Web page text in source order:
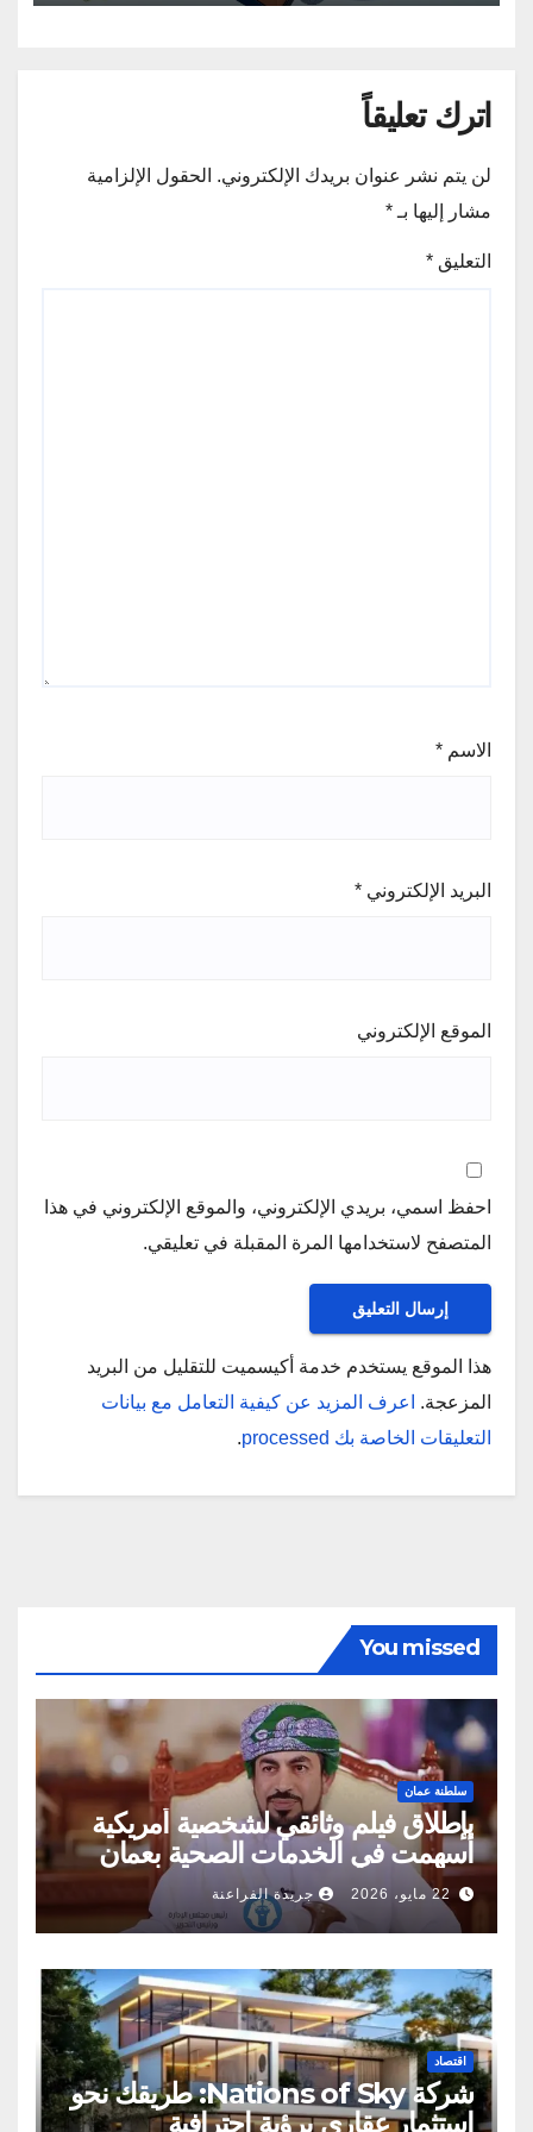
اترك تعليقاً
لن يتم نشر عنوان بريدك الإلكتروني. الحقول الإلزامية
مشار إليها بـ *
التعليق *
الاسم *
البريد الإلكتروني *
الموقع الإلكتروني
احفظ اسمي، بريدي الإلكتروني، والموقع الإلكتروني في هذا
المتصفح لاستخدامها المرة المقبلة في تعليقي.
هذا الموقع يستخدم خدمة أكيسميت للتقليل من البريد
المزعجة.
اعرف المزيد عن كيفية التعامل مع بيانات
التعليقات الخاصة بك processed
.
You missed
سلطنة عمان
بإطلاق فيلم وثائقي لشخصية أمريكية
أسهمت في الخدمات الصحية بعمان
22 مايو، 2026 جريدة الفراعنة
اقتصاد
شركة Nations of Sky: طريقك نحو
استثمار عقاري برؤية احترافية